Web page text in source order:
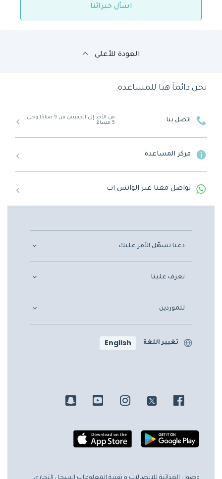
اسأل خبرائنا
العودة للأعلى
نحن دائماً هنا للمساعدة
اتصل بنا
من الأحد إلى الخميس من 9 صباحًا وحتى
5 مساءً
مركز المساعدة
تواصل معنا عبر الواتس اب
دعنا نسهّل الأمر عليك
تعرف علينا
للموردين
تغيير اللغة English